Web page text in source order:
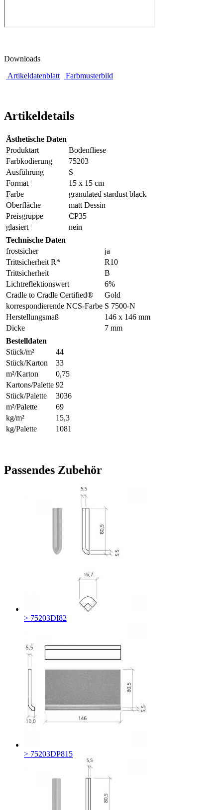
Downloads
Artikeldatenblatt
Farbmusterbild
Artikeldetails
Ästhetische Daten
Produktart
Bodenfliese
Farbkodierung
75203
Ausführung
S
Format
15 x 15 cm
Farbe
granulated stardust black
Oberfläche
matt Dessin
Preisgruppe
CP35
glasiert
nein
Technische Daten
frostsicher
ja
Trittsicherheit R*
R10
Trittsicherheit
B
Lichtreflektionswert
6%
Cradle to Cradle Certified®
Gold
korrespondierende NCS-Farbe S 7500-N
Herstellungsmaß
146 x 146 mm
Dicke
7 mm
Bestelldaten
Stück/m²
44
Stück/Karton
33
m²/Karton
0,75
Kartons/Palette 92
Stück/Palette
3036
m²/Palette
69
kg/m²
15,3
kg/Palette
1081
Passendes Zubehör
> 75203DI82
> 75203DP815